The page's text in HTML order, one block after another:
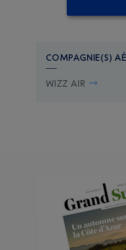
COMPAGNIE(S)
WIZZ AIR